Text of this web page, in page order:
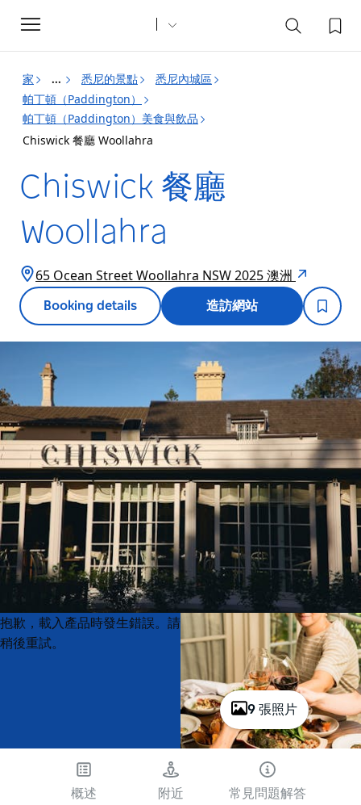
Toggle
navigation
家 ... 悉尼的景點
悉尼內城區
帕丁頓（Paddington）
帕丁頓（Paddington）美食與飲品
Chiswick 餐廳 Woollahra
Chiswick 餐廳
Woollahra
65 Ocean Street Woollahra NSW 2025 澳洲
Booking details 造訪網站
9 張照片
Product
List
Product
List
抱歉，載入產品時發生錯誤。請
稍後重試。
概述 附近 常見問題解答